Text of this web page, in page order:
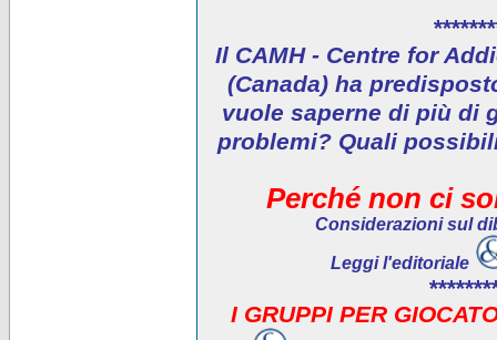
Il CAMH - Centre for
(Canada) ha
vuole saperne di più di
problemi? Quali
Perché non ci
Considerazioni sul
Leggi l'editoriale
I GRUPPI PER